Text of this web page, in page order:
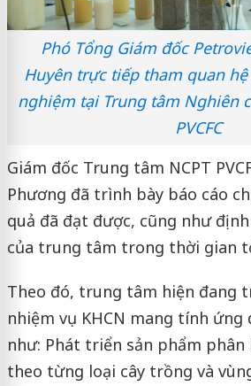
Phó Tổng Giám đốc
Huyên trực tiếp tham quan
nghiệm tại Trung tâm Nghiên
PVCFC
Giám đốc Trung tâm NCPT
Phương đã trình bày báo cáo
quả đã đạt được, cũng như
của trung tâm trong thời gian
Theo đó, trung tâm hiện đang
nhiệm vụ KHCN mang tính
như: Phát triển sản phẩm
theo từng loại cây trồng và